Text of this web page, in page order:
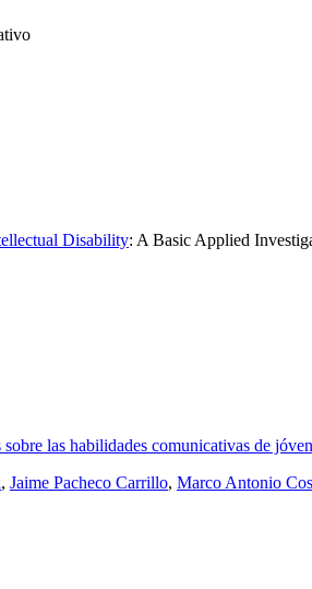
Disability: A Basic Applied
las habilidades comunicativas de
, Jaime Pacheco Carrillo, Marco Antonio